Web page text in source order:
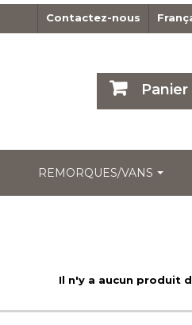
Contactez-nous
Panier
REMORQUES/VANS
Il n'y a aucun produit